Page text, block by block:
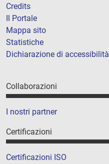
Credits
Il Portale
Mappa sito
Statistiche
Dichiarazione di accessibilità
Collaborazioni
I nostri partner
Certificazioni
Certificazioni ISO